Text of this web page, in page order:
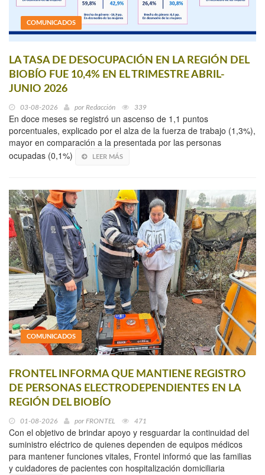
COMUNICADOS
LA TASA DE DESOCUPACIÓN EN LA REGIÓN DEL
BIOBÍO FUE 10,4% EN EL TRIMESTRE ABRIL-
JUNIO 2026
03-08-2026 por Redacción 339
En doce meses se registró un ascenso de 1,1 puntos
porcentuales, explicado por el alza de la fuerza de trabajo (1,3%),
mayor en comparación a la presentada por las personas
ocupadas (0,1%)
LEER MÁS
COMUNICADOS
FRONTEL INFORMA QUE MANTIENE REGISTRO
DE PERSONAS ELECTRODEPENDIENTES EN LA
REGIÓN DEL BIOBÍO
01-08-2026 por FRONTEL 471
Con el objetivo de brindar apoyo y resguardar la continuidad del
suministro eléctrico de quienes dependen de equipos médicos
para mantener funciones vitales, Frontel informó que las familias
y cuidadores de pacientes con hospitalización domiciliaria